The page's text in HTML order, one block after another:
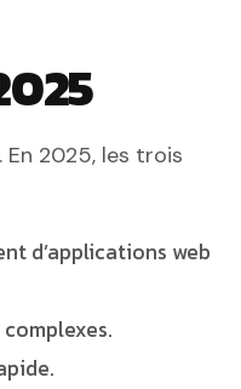
2025, les trois
d’applications web